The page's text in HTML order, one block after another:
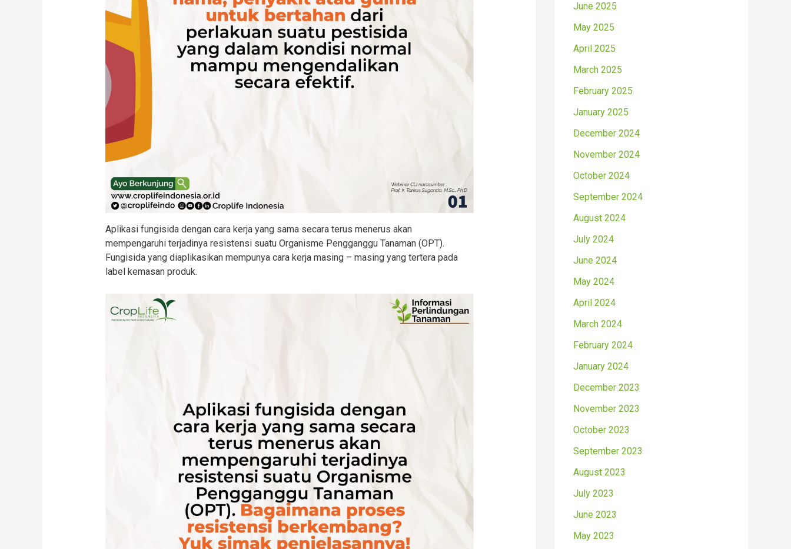
Aplikasi fungisida dengan cara kerja yang sama secara terus menerus akan
mempengaruhi terjadinya resistensi suatu Organisme Pengganggu Tanaman (OPT).
Fungisida yang diaplikasikan mempunya cara kerja masing – masing yang tertera pada
label kemasan produk.
June 2025
May 2025
April 2025
March 2025
February 2025
January 2025
December 2024
November 2024
October 2024
September 2024
August 2024
July 2024
June 2024
May 2024
April 2024
March 2024
February 2024
January 2024
December 2023
November 2023
October 2023
September 2023
August 2023
July 2023
June 2023
May 2023